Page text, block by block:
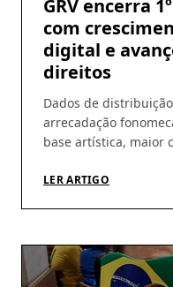
GRV encerra
com
digital e
direitos
Dados de
arrecadação
base artística, maior
primeiro semestre de
fortalecimento […]
LER ARTIGO